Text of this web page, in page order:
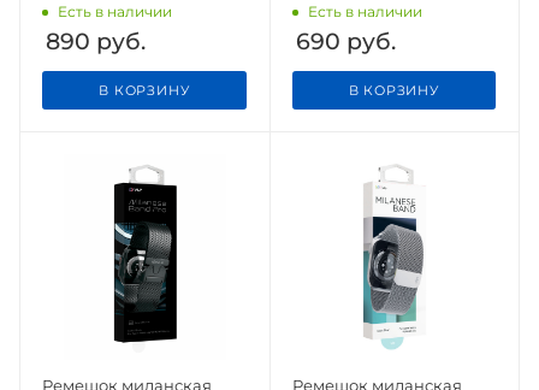
Есть в наличии
890 руб.
В КОРЗИНУ
Есть в наличии
690 руб.
В КОРЗИНУ
Ремешок миланская
Ремешок миланская